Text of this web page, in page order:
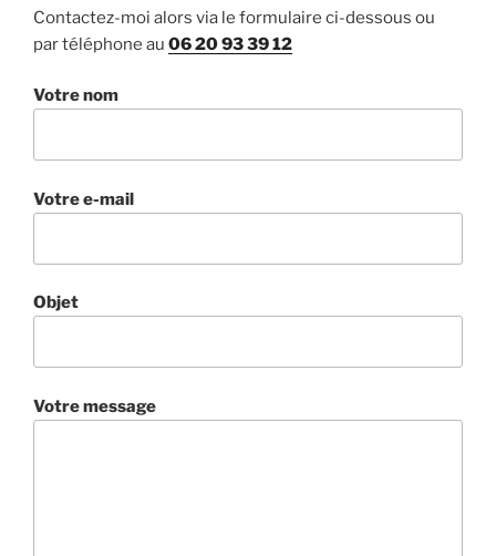
Contactez-moi alors via le formulaire ci-dessous ou
par téléphone au 06 20 93 39 12
Votre nom
Votre e-mail
Objet
Votre message